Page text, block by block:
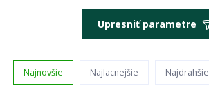
Upresniť parametre
Najnovšie Najlacnejšie Najdrahšie